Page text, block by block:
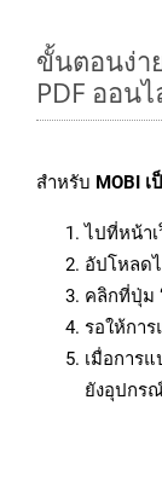
ขั้นตอนง่า
PDF ออน
สำหรับ MOBI เ
ไปที่หน้าเ
อัปโหลด
คลิกที่ปุ่ม
รอให้กา
เมื่อการ
ยังอุปกร